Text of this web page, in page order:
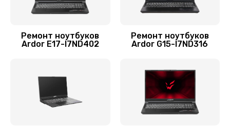
1300 руб.
Замена разъема питания
Ремонт ноутбуков
Ardor E17-I7ND402
Ремонт ноутбуков
Ardor G15-I7ND316